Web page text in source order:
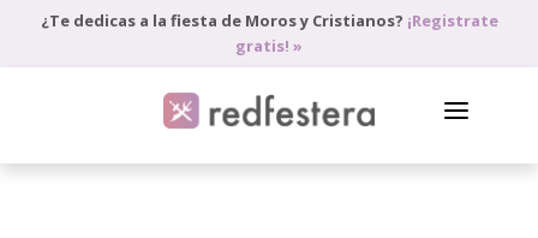
¿Te dedicas a la fiesta de Moros y Cristianos? ¡Registrate
gratis! »